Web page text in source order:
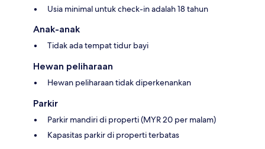
Usia minimal untuk check-in adalah 18 tahun
Anak-anak
Tidak ada tempat tidur bayi
Hewan peliharaan
Hewan peliharaan tidak diperkenankan
Parkir
Parkir mandiri di properti (MYR 20 per malam)
Kapasitas parkir di properti terbatas